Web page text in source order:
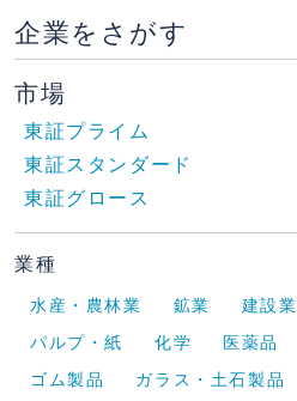
企業をさがす
市場
東証プライム
東証スタンダード
東証グロース
業種
水産・農林業 鉱業 建設業
パルプ・紙
化学 医薬品
ゴム製品
ガラス・土石製品